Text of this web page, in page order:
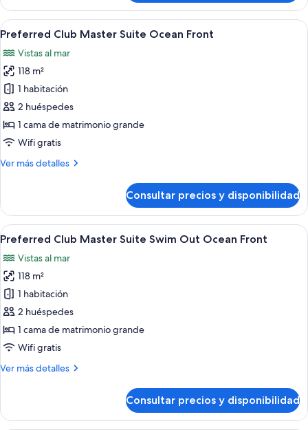
Club
Bungalow
Master
Ocean
Front
Abrir
todas
las
fotos
de
Preferred
Club
Master
Ocean
Un balcón con vista a una playa,
10
Preferred Club Master Suite Ocean Front
Vistas al mar
118 m²
1 habitación
2 huéspedes
1 cama de matrimonio grande
Wifi gratis
Ver más detalles
Más
Club
Master
Suite
Front
Consultar precios y disponibilidad
Abrir
todas
las
fotos
de
Preferred
Club
Master
Swim
Front
Zona junto a la piscina con sillones
10
Preferred Club Master Suite Swim Out Ocean Front
Vistas al mar
118 m²
1 habitación
2 huéspedes
1 cama de matrimonio grande
Wifi gratis
Ver más detalles
Más
Club
Consultar precios y disponibilidad